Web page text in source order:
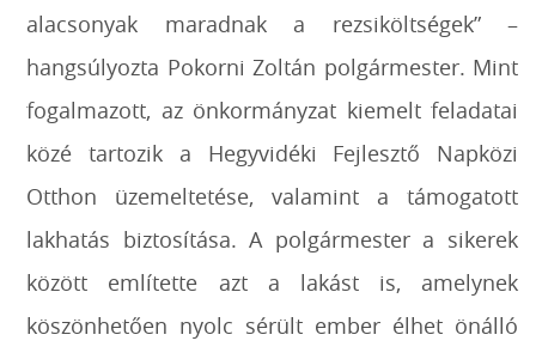
alacsonyak maradnak a rezsiköltségek” –
hangsúlyozta Pokorni Zoltán polgármester. Mint
fogalmazott, az önkormányzat kiemelt feladatai
közé tartozik a Hegyvidéki Fejlesztő Napközi
Otthon üzemeltetése, valamint a támogatott
lakhatás biztosítása. A polgármester a sikerek
között említette azt a lakást is, amelynek
köszönhetően nyolc sérült ember élhet önálló